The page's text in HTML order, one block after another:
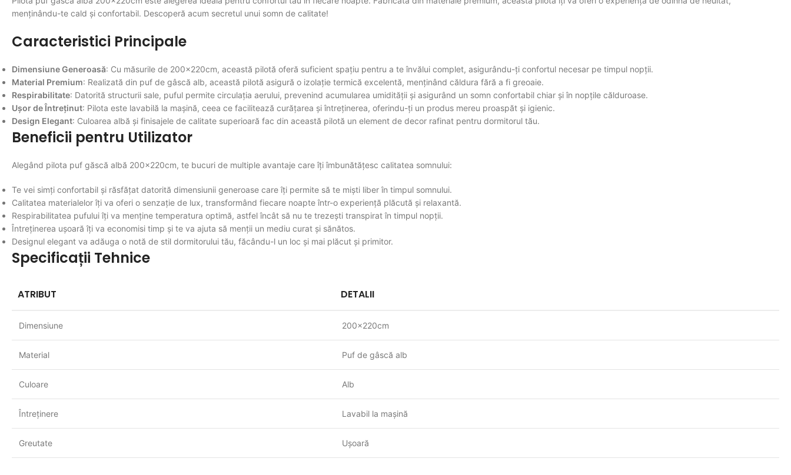
menținându-te cald și confortabil. Descoperă acum secretul unui somn de calitate!
Caracteristici Principale
Dimensiune Generoasă: Cu măsurile de 200x220cm, această pilotă oferă suficient spațiu pentru a te învălui complet, asigurându-ți confortul necesar pe timpul nopții.
Material Premium: Realizată din puf de gâscă alb, această pilotă asigură o izolație termică excelentă, menținând căldura fără a fi greoaie.
Respirabilitate: Datorită structurii sale, puful permite circulația aerului, prevenind acumularea umidității și asigurând un somn confortabil chiar și în nopțile călduroase.
Ușor de Întreținut: Pilota este lavabilă la mașină, ceea ce facilitează curățarea și întreținerea, oferindu-ți un produs mereu proaspăt și igienic.
Design Elegant: Culoarea albă și finisajele de calitate superioară fac din această pilotă un element de decor rafinat pentru dormitorul tău.
Beneficii pentru Utilizator
Alegând pilota puf găscă albă 200x220cm, te bucuri de multiple avantaje care îți îmbunătățesc calitatea somnului:
Te vei simți confortabil și răsfățat datorită dimensiunii generoase care îți permite să te miști liber în timpul somnului.
Calitatea materialelor îți va oferi o senzație de lux, transformând fiecare noapte într-o experiență plăcută și relaxantă.
Respirabilitatea pufului îți va menține temperatura optimă, astfel încât să nu te trezești transpirat în timpul nopții.
Întreținerea ușoară îți va economisi timp și te va ajuta să menții un mediu curat și sănătos.
Designul elegant va adăuga o notă de stil dormitorului tău, făcându-l un loc și mai plăcut și primitor.
Specificații Tehnice
ATRIBUT DETALII
Dimensiune 200x220cm
Material Puf de gâscă alb
Culoare Alb
Întreținere Lavabil la mașină
Greutate Ușoară